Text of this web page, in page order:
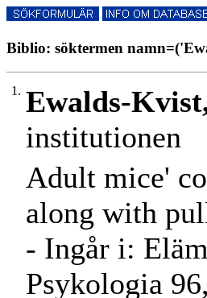
Biblio: söktermen
1. Ewalds-
institutionen
Adult mice'
along with
- Ingår i:
Psykologia